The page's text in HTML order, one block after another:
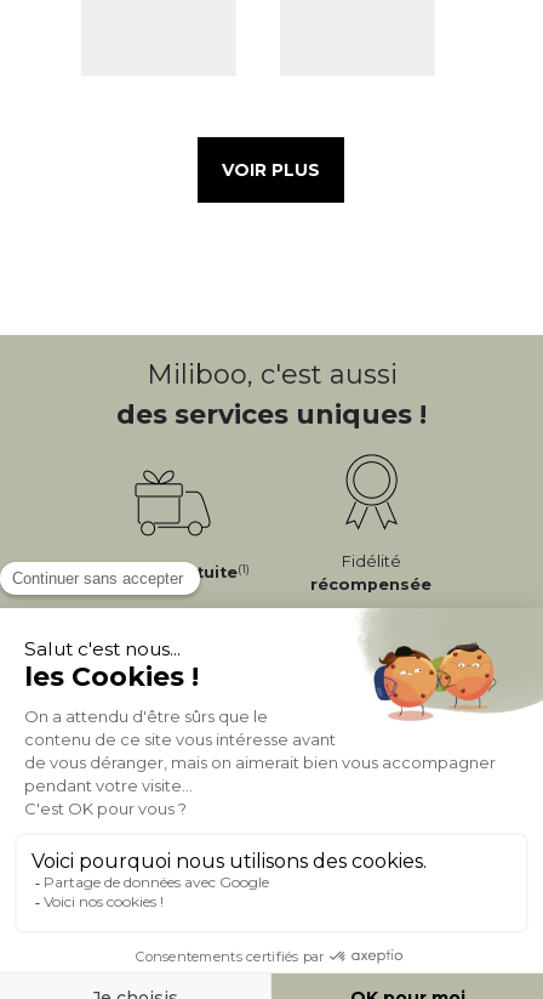
VOIR PLUS
Miliboo, c'est aussi
des services uniques !
LivraisonGratuite(1)
Fidélité
récompensée
Expéditionen
24/72h
Appel gratuit
0 20 88 04 14
À PROPOS DE MILIBOO